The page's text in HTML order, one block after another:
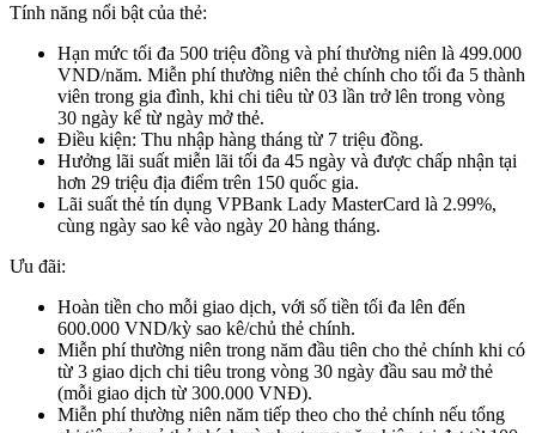
Tính năng nổi bật của thẻ:
Hạn mức tối đa 500 triệu đồng và phí thường niên là 499.000
VND/năm. Miễn phí thường niên thẻ chính cho tối đa 5 thành
viên trong gia đình, khi chi tiêu từ 03 lần trở lên trong vòng
30 ngày kể từ ngày mở thẻ.
Điều kiện: Thu nhập hàng tháng từ 7 triệu đồng.
Hưởng lãi suất miễn lãi tối đa 45 ngày và được chấp nhận tại
hơn 29 triệu địa điểm trên 150 quốc gia.
Lãi suất thẻ tín dụng VPBank Lady MasterCard là 2.99%,
cùng ngày sao kê vào ngày 20 hàng tháng.
Ưu đãi:
Hoàn tiền cho mỗi giao dịch, với số tiền tối đa lên đến
600.000 VND/kỳ sao kê/chủ thẻ chính.
Miễn phí thường niên trong năm đầu tiên cho thẻ chính khi có
từ 3 giao dịch chi tiêu trong vòng 30 ngày đầu sau mở thẻ
(mỗi giao dịch từ 300.000 VNĐ).
Miễn phí thường niên năm tiếp theo cho thẻ chính nếu tổng